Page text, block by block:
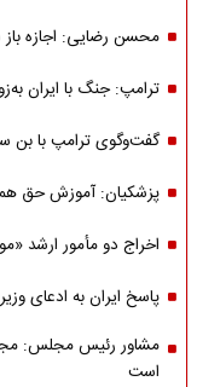
محسن رضایی: اجازه
ترامپ: جنگ با ایران
گفت‌وگوی ترامپ با بن
پزشکیان: آموزش حق
اخراج دو مأمور ارشد
پاسخ ایران به ادعای
مشاور رئیس مجلس:
است